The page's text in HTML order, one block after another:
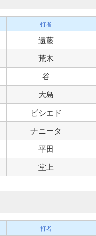
打者
遠藤
荒木
谷
大島
ビシエド
ナニータ
平田
堂上
打者